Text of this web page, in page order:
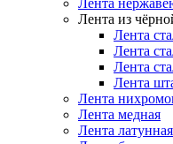
Лента
Лента из
Лента
Лента
Лента
Лента
Лента
Лента медная
Лента латунная